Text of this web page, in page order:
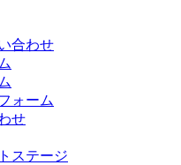
合わせ
ォーム
せ
ステージ